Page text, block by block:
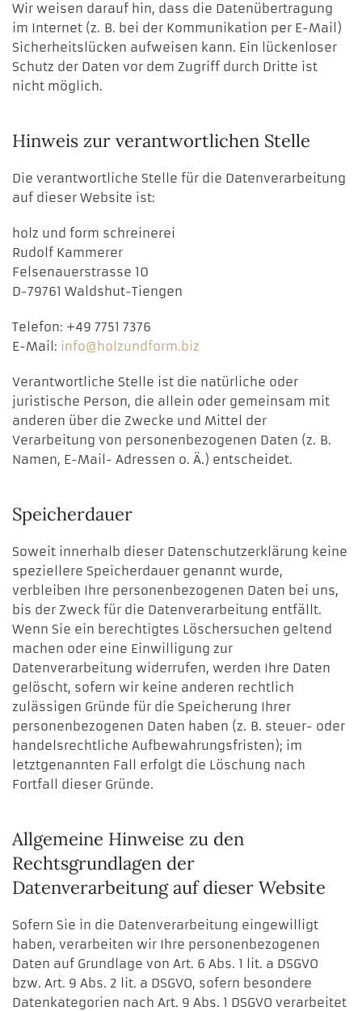
Wir weisen darauf hin, dass die Datenübertragung
im Internet (z. B. bei der Kommunikation per E-Mail)
Sicherheitslücken aufweisen kann. Ein lückenloser
Schutz der Daten vor dem Zugriff durch Dritte ist
nicht möglich.
Hinweis zur verantwortlichen Stelle
Die verantwortliche Stelle für die Datenverarbeitung
auf dieser Website ist:
holz und form schreinerei
Rudolf Kammerer
Felsenauerstrasse 10
D-79761 Waldshut-Tiengen
Telefon: +49 7751 7376
E-Mail: info@holzundform.biz
Verantwortliche Stelle ist die natürliche oder
juristische Person, die allein oder gemeinsam mit
anderen über die Zwecke und Mittel der
Verarbeitung von personenbezogenen Daten (z. B.
Namen, E-Mail- Adressen o. Ä.) entscheidet.
Speicherdauer
Soweit innerhalb dieser Datenschutzerklärung keine
speziellere Speicherdauer genannt wurde,
verbleiben Ihre personenbezogenen Daten bei uns,
bis der Zweck für die Datenverarbeitung entfällt.
Wenn Sie ein berechtigtes Löschersuchen geltend
machen oder eine Einwilligung zur
Datenverarbeitung widerrufen, werden Ihre Daten
gelöscht, sofern wir keine anderen rechtlich
zulässigen Gründe für die Speicherung Ihrer
personenbezogenen Daten haben (z. B. steuer- oder
handelsrechtliche Aufbewahrungsfristen); im
letztgenannten Fall erfolgt die Löschung nach
Fortfall dieser Gründe.
Allgemeine Hinweise zu den
Rechtsgrundlagen der
Datenverarbeitung auf dieser Website
Sofern Sie in die Datenverarbeitung eingewilligt
haben, verarbeiten wir Ihre personenbezogenen
Daten auf Grundlage von Art. 6 Abs. 1 lit. a DSGVO
bzw. Art. 9 Abs. 2 lit. a DSGVO, sofern besondere
Datenkategorien nach Art. 9 Abs. 1 DSGVO verarbeitet